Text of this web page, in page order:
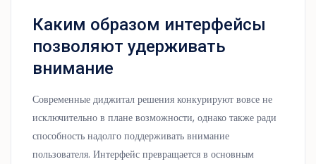
Каким образом интерфейсы
позволяют удерживать
внимание
Современные диджитал решения конкурируют вовсе не
исключительно в плане возможности, однако также ради
способность надолго поддерживать внимание
пользователя. Интерфейс превращается в основным